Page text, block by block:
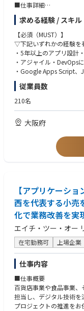
■仕事詳細
・社内ユーザ部門の業務
クラムマスタとして担う
・社内のDX推進に向け
メント業務を担う
■仕事の魅力
安定したグループ基盤
・関西圏で高いブラン
で働けます。
・グループ企業全体の
着けるチャンスがありま
求める経験 / スキル
【必須（MUST）】
▽下記いずれかの経験を
・5年以上のアプリ設計
・アジャイル・DevOps
・Google Apps Script
【歓迎（WANT）】
・小売業システムの設計
・ベンダー認定資格
従業員数
210名
大阪府
【アプリケーシ
西を代表する小売
化で業務改善を実
エイチ・ツー・オー
在宅勤務可 上場企業
仕事内容
■仕事概要
百貨店事業や食品事業
担当し、デジタル技術を
プロジェクトの推進をお